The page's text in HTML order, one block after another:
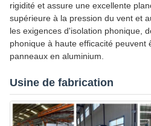
rigidité et assure une excellente
supérieure à la pression du vent et
les exigences d'isolation phonique,
phonique à haute efficacité peuvent
panneaux en aluminium.
Usine de fabrication